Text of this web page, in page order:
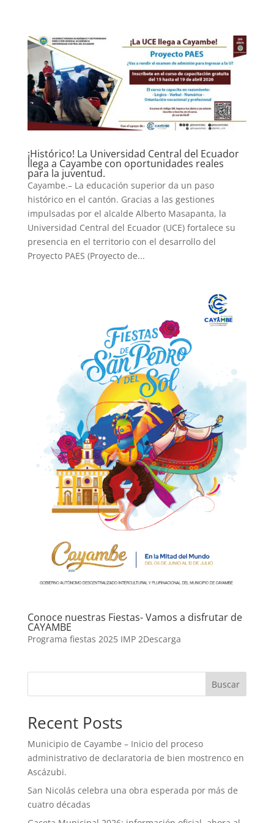
¡Histórico! La Universidad Central del Ecuador
llega a Cayambe con oportunidades reales
para la juventud.
Cayambe.– La educación superior da un paso
histórico en el cantón. Gracias a las gestiones
impulsadas por el alcalde Alberto Masapanta, la
Universidad Central del Ecuador (UCE) fortalece su
presencia en el territorio con el desarrollo del
Proyecto PAES (Proyecto de...
Conoce nuestras Fiestas- Vamos a disfrutar de
CAYAMBE
Programa fiestas 2025 IMP 2Descarga
Buscar
Recent Posts
Municipio de Cayambe – Inicio del proceso
administrativo de declaratoria de bien mostrenco en
Ascázubi.
San Nicolás celebra una obra esperada por más de
cuatro décadas